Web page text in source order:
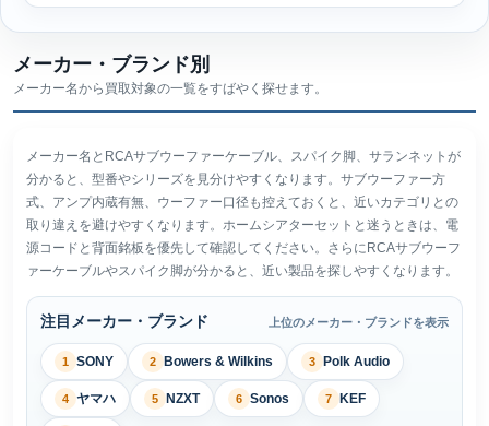
メーカー・ブランド別
メーカー名から買取対象の一覧をすばやく探せます。
メーカー名とRCAサブウーファーケーブル、スパイク脚、サランネットが
分かると、型番やシリーズを見分けやすくなります。サブウーファー方
式、アンプ内蔵有無、ウーファー口径も控えておくと、近いカテゴリとの
取り違えを避けやすくなります。ホームシアターセットと迷うときは、電
源コードと背面銘板を優先して確認してください。さらにRCAサブウーフ
ァーケーブルやスパイク脚が分かると、近い製品を探しやすくなります。
注目メーカー・ブランド 上位のメーカー・ブランドを表示
1 SONY 2 Bowers & Wilkins 3 Polk Audio
4 ヤマハ 5 NZXT 6 Sonos 7 KEF